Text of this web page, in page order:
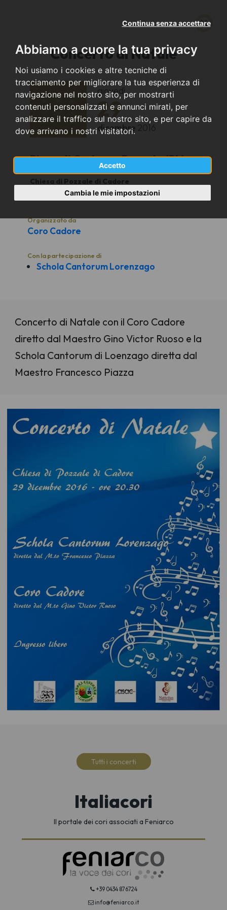
Abbiamo a cuore la tua privacy
Noi usiamo i cookies e altre tecniche di
tracciamento per migliorare la tua esperienza di
navigazione nel nostro sito, per mostrarti
contenuti personalizzati e annunci mirati, per
analizzare il traffico sul nostro sito, e per capire da
dove arrivano i nostri visitatori.
Accetto
Continua senza accettare
Cambia le mie impostazioni
Concerto di Natale
giovedì
29
dicembre 2016
Pieve di Cadore - Pozzale (BL)
Chiesa di Pozzale di Cadore
Organizzato da
Coro Cadore
Con la partecipazione di
Schola Cantorum Lorenzago
Concerto di Natale con il Coro Cadore
diretto dal Maestro Gino Victor Ruoso e la
Schola Cantorum di Loenzago diretta dal
Maestro Francesco Piazza
Tutti i concerti
Italiacori
Il portale dei cori associati a Feniarco
+39 0434 876724
info@feniarco.it